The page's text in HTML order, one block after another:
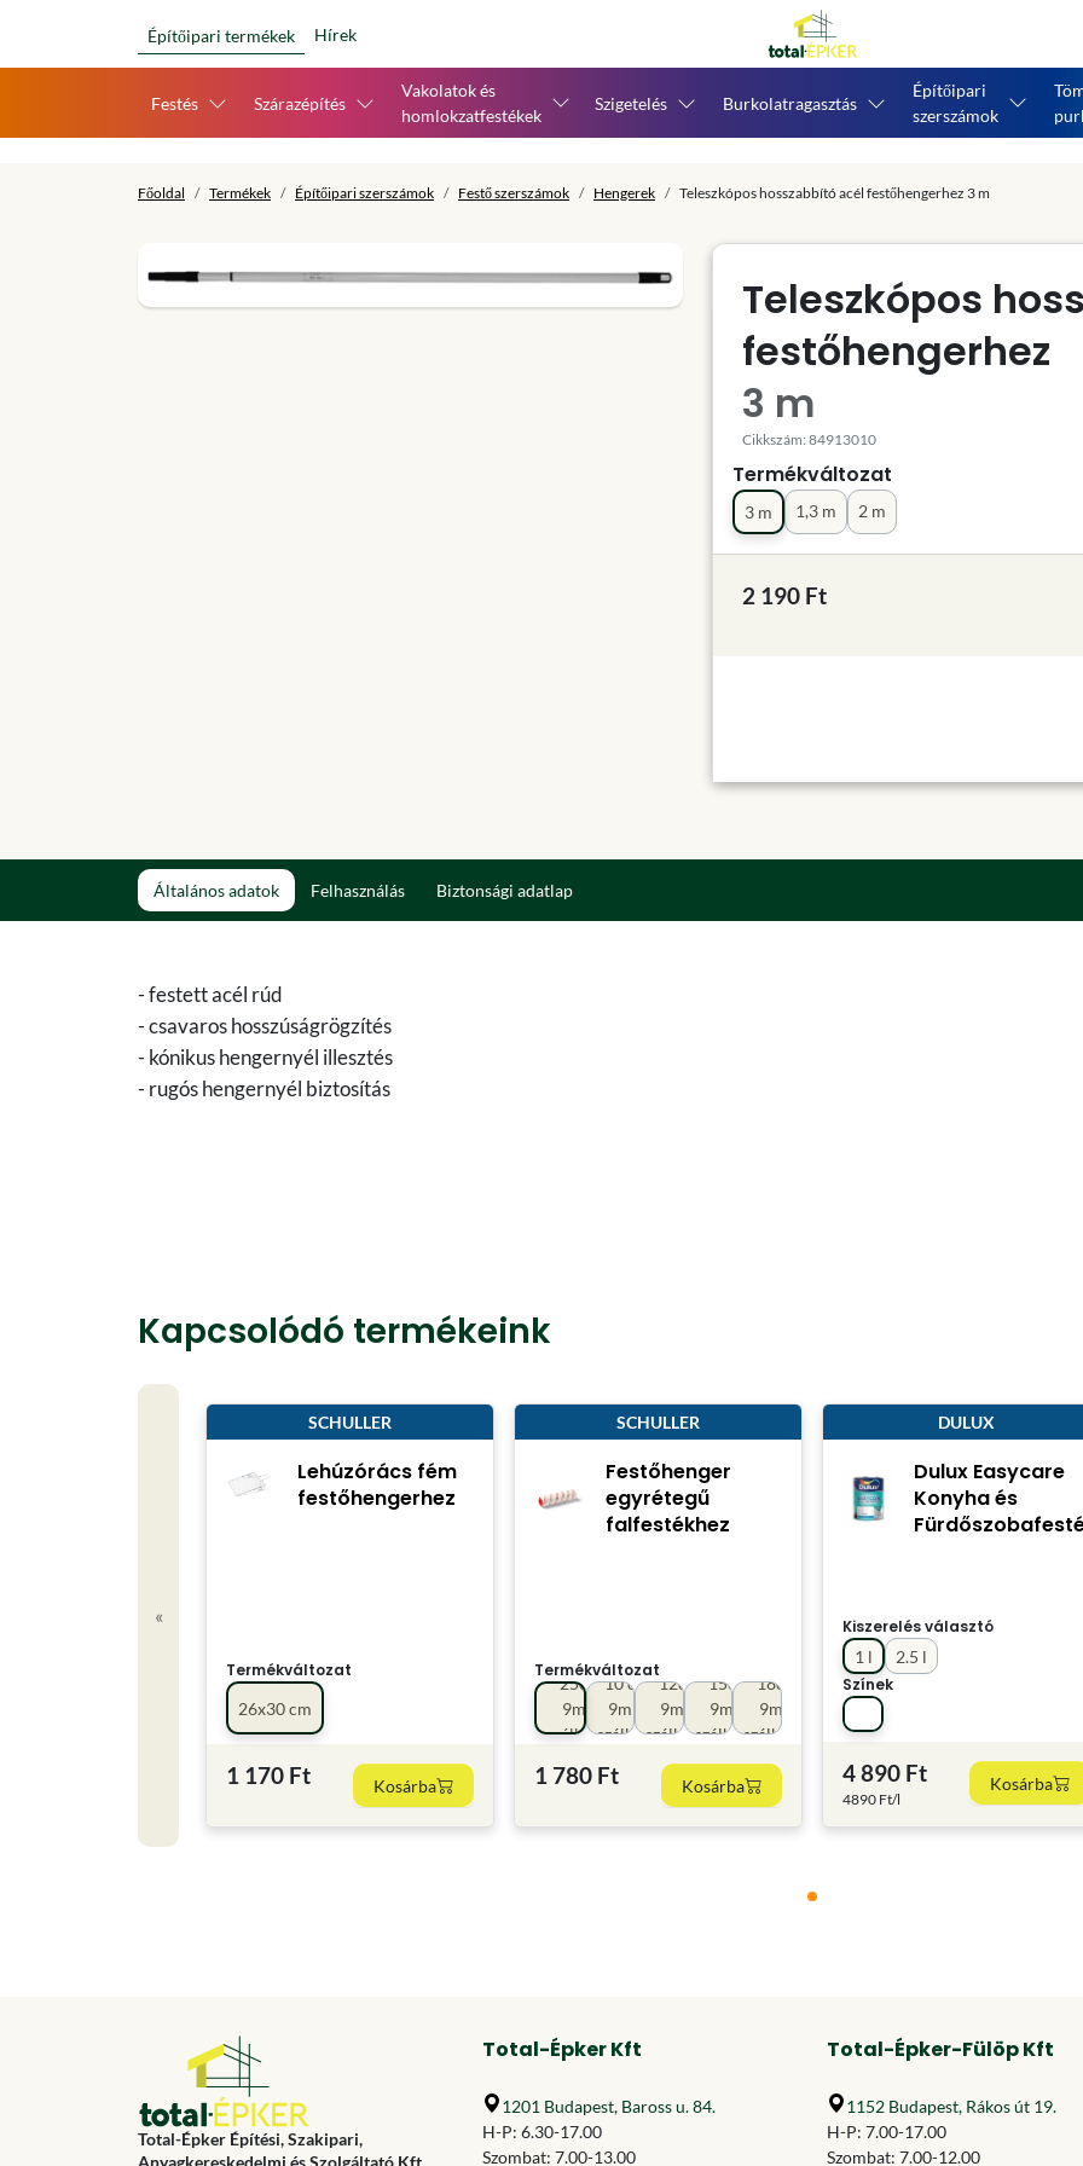
Építőipari termékek Hírek
Festés Szárazépítés
Vakolatok és
homlokzatfestékek
Szigetelés Burkolatragasztás
Építőipari
szerszámok
Főoldal Termékek Építőipari szerszámok Festő szerszámok Hengerek Teleszkópos hosszabbító acél festőhengerhez 3 m
Teleszkópos
festőhengerhez
3 m
Cikkszám: 84913010
Termékváltozat
1,3 m 2 m
3 m
2 190 Ft
Általános adatok Felhasználás Biztonsági adatlap
- festett acél rúd
- csavaros hosszúságrögzítés
- kónikus hengernyél illesztés
- rugós hengernyél biztosítás
Kapcsolódó termékeink
«
SCHULLER
Lehúzórács fém
festőhengerhez
Termékváltozat
26x30 cm
1 170 Ft Kosárba
SCHULLER
Festőhenger
egyrétegű
falfestékhez
Termékváltozat
10 cm
9mm
szálhoss
12cm
9mm
szálhossz
15cm
9mm
szálhossz
18cm
9mm
szálhossz
25cm
9mm
szálhossz
1 780 Ft Kosárba
DULUX
Dulux Easycare
Konyha és
Kiszerelés választó
1 l
2.5 l
Színek
4 890 Ft
4890 Ft/l
Kosárba
Total-Épker Építési, Szakipari,
Anyagkereskedelmi és Szolgáltató Kft.
Total-Épker Kft
1201 Budapest, Baross u. 84.
H-P: 6.30-17.00
Szombat: 7.00-13.00
Total-Épker-Fülöp Kft
1152 Budapest, Rákos út 19.
H-P: 7.00-17.00
Szombat: 7.00-12.00